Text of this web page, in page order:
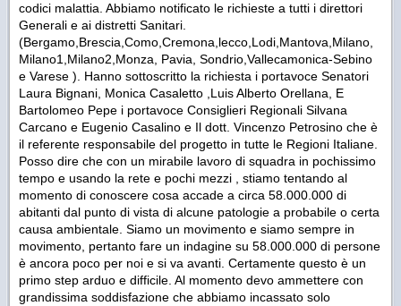
codici malattia. Abbiamo notificato le richieste a tutti i direttori
Generali e ai distretti Sanitari.
(Bergamo,Brescia,Como,Cremona,lecco,Lodi,Mantova,Milano,
Milano1,Milano2,Monza, Pavia, Sondrio,Vallecamonica-Sebino
e Varese ). Hanno sottoscritto la richiesta i portavoce Senatori
Laura Bignani, Monica Casaletto ,Luis Alberto Orellana, E
Bartolomeo Pepe i portavoce Consiglieri Regionali Silvana
Carcano e Eugenio Casalino e Il dott. Vincenzo Petrosino che è
il referente responsabile del progetto in tutte le Regioni Italiane.
Posso dire che con un mirabile lavoro di squadra in pochissimo
tempo e usando la rete e pochi mezzi , stiamo tentando al
momento di conoscere cosa accade a circa 58.000.000 di
abitanti dal punto di vista di alcune patologie a probabile o certa
causa ambientale. Siamo un movimento e siamo sempre in
movimento, pertanto fare un indagine su 58.000.000 di persone
è ancora poco per noi e si va avanti. Certamente questo è un
primo step arduo e difficile. Al momento devo ammettere con
grandissima soddisfazione che abbiamo incassato solo